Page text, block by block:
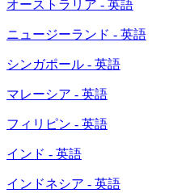
オーストラリア - 英語
ニュージーランド - 英語
シンガポール - 英語
マレーシア - 英語
フィリピン - 英語
インド - 英語
インドネシア - 英語